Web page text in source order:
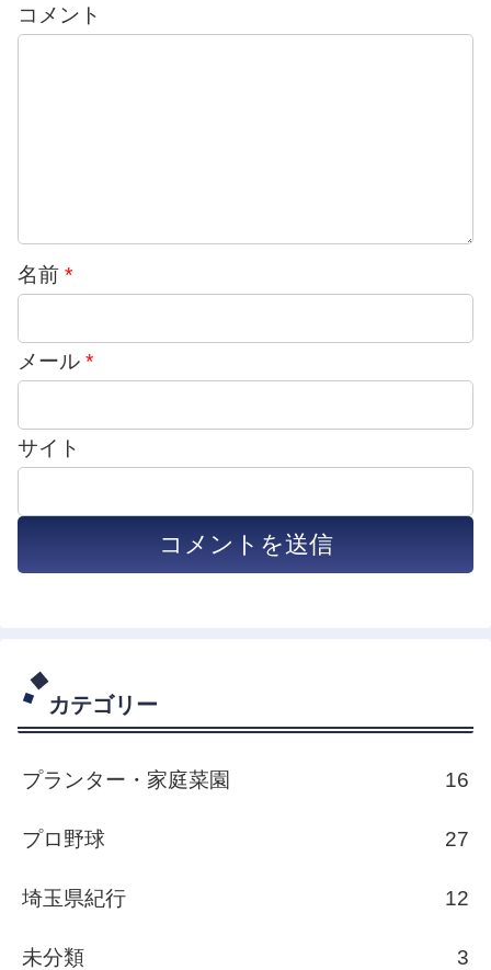
コメント
名前 *
メール *
サイト
カテゴリー
プランター・家庭菜園 16
プロ野球 27
埼玉県紀行 12
未分類 3